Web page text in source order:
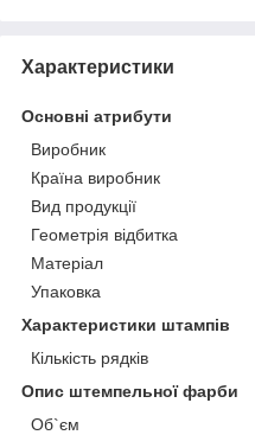
Характеристики
Основні атрибути
Виробник
Країна виробник
Вид продукції
Геометрія відбитка
Матеріал
Упаковка
Характеристики штампів
Кількість рядків
Опис штемпельної фарби
Об`єм